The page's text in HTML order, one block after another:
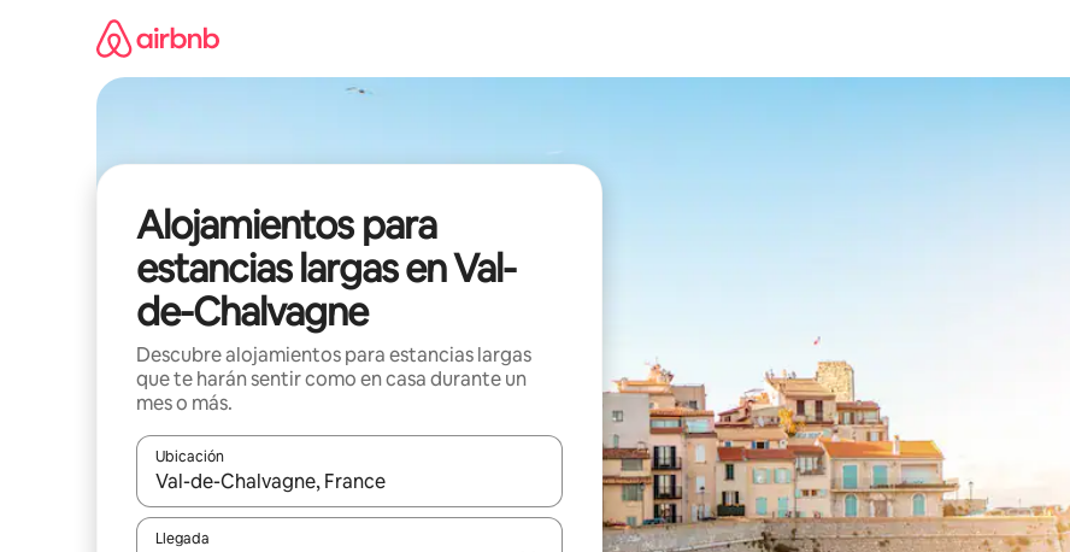
Alojamientos para
estancias largas en Val-
de-Chalvagne
Descubre alojamientos para estancias largas
que te harán sentir como en casa durante un
mes o más.
Ubicación
Cuando los resultados estén disponibles, podrás navegar usando las teclas de las flechas hacia arriba y hacia abajo, o
Llegada